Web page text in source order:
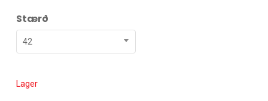
Stærð
42
Lager